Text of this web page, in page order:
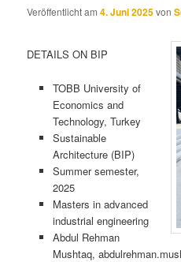
Veröffentlicht am4. Juni 2025von
DETAILS ON BIP
TOBB University of
Economics and
Technology, Turkey
Sustainable
Architecture (BIP)
Summer semester,
2025
Masters in advanced
industrial engineering
Abdul Rehman
Mushtaq,